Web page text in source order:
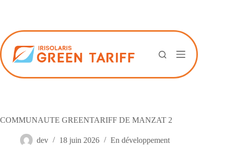
COMMUNAUTE GREENTARIFF DE MANZAT 2
dev 18 juin 2026 En développement